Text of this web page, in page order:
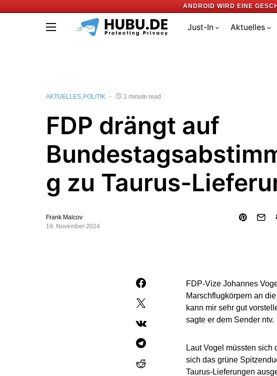
ANDROID WIRD EINE
Just-In Aktuelles
AKTUELLES POLITIK 1 minute read
FDP drängt auf
g zu Taurus-
Frank Malcov
19. November 2024
FDP-Vize Johannes
Marschflugkörpern an
kann mir sehr gut
sagte er dem Sender ntv.
Laut Vogel müssten
sich das grüne
Taurus-Lieferungen